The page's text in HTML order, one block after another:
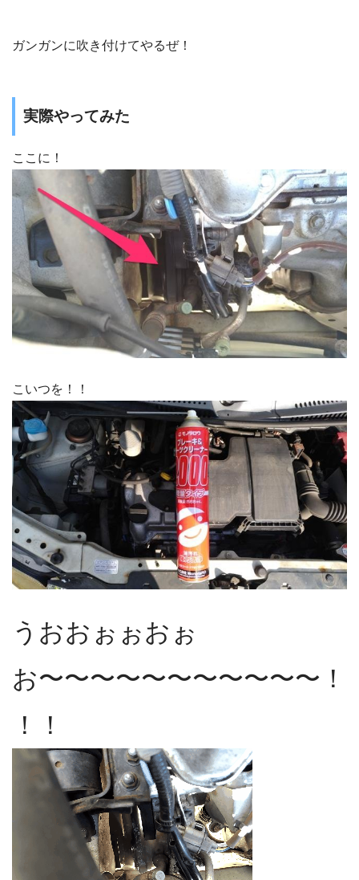
ガンガンに吹き付けてやるぜ！
実際やってみた
ここに！
こいつを！！
うおおぉぉおぉ
お〜〜〜〜〜〜〜〜〜〜〜！
！！